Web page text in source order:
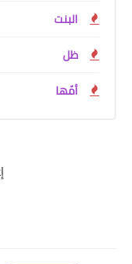
البنت
ظل
أمّها